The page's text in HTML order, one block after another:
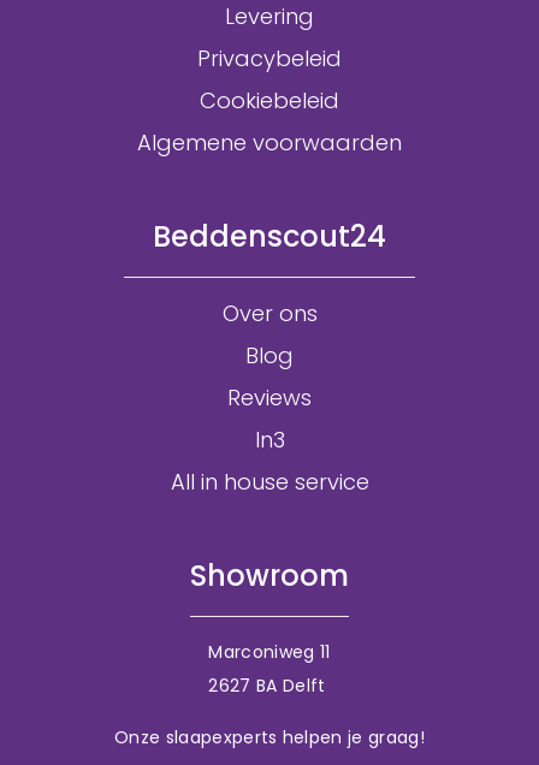
Levering
Privacybeleid
Cookiebeleid
Algemene voorwaarden
Beddenscout24
Over ons
Blog
Reviews
In3
All in house service
Showroom
Marconiweg 11
2627 BA Delft
Onze slaapexperts helpen je graag!